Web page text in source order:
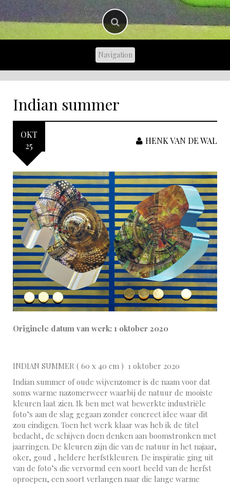
Indian summer
OKT
25
HENK VAN DE WAL
Originele datum van werk: 1 oktober 2020
INDIAN SUMMER ( 60 x 40 cm ) 1 oktober 2020
Indian summer of oude wijvenzomer is de naam voor dat
soms warme nazomerweer waarbij de natuur de mooiste
kleuren laat zien. Ik ben met wat bewerkte industriële
foto’s aan de slag gegaan zonder concreet idee waar dit
zou eindigen. Toen het werk klaar was heb ik de titel
bedacht, de schijven doen denken aan boomstronken met
jaarringen. De kleuren zijn die van de natuur in het najaar,
oker, goud , heldere herfstkleuren. De inspiratie ging uit
van de foto’s die vervormd een soort beeld van de herfst
oproepen, een soort verlangen naar die lange warme